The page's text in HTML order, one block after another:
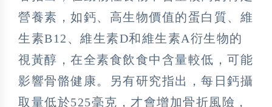
營養素，如鈣、高生物價值的蛋白質、維
生素B12、維生素D和維生素A衍生物的
視黃醇，在全素食飲食中含量較低，可能
影響骨骼健康。另有研究指出，每日鈣攝
取量低於525毫克，才會增加骨折風險，